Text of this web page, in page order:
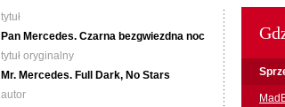
tytuł
Pan Mercedes. Czarna bezgwiezdna noc
tytuł oryginalny
Mr. Mercedes. Full Dark, No Stars
autor